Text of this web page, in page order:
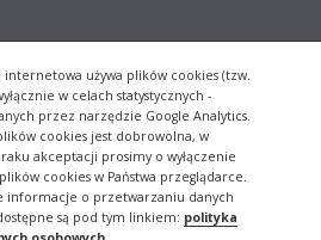
internetowa używa plików cookies (tzw.
w celach statystycznych -
przez narzędzie Google Analytics.
cookies jest dobrowolna, w
akceptacji prosimy o wyłączenie
cookies w Państwa przeglądarce.
informacje o przetwarzaniu danych
są pod tym linkiem: polityka